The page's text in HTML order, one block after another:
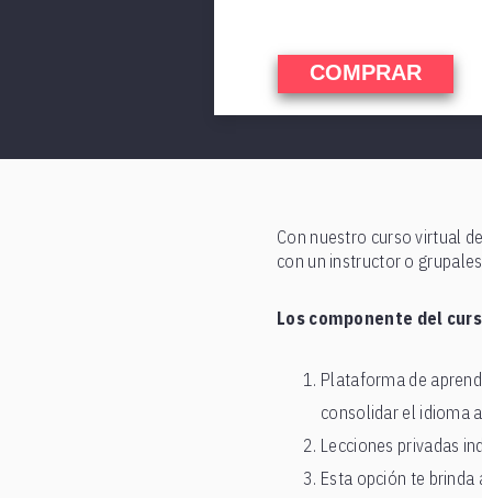
COMPRAR
Con nuestro curso virtual
con un instructor o
Los componente del
Plataforma de
consolidar el idioma
Lecciones privadas
Esta opción te